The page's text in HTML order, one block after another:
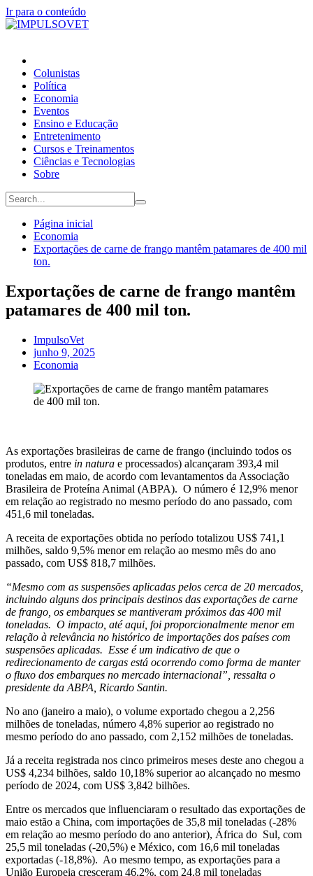
Ir para o conteúdo
Colunistas
Política
Economia
Eventos
Ensino e Educação
Entretenimento
Cursos e Treinamentos
Ciências e Tecnologias
Sobre
Página inicial
Economia
Exportações de carne de frango mantêm patamares de 400 mil
ton.
Exportações de carne de frango mantêm
patamares de 400 mil ton.
ImpulsoVet
junho 9, 2025
Economia
As exportações brasileiras de carne de frango (incluindo todos os
produtos, entre in natura e processados) alcançaram 393,4 mil
toneladas em maio, de acordo com levantamentos da Associação
Brasileira de Proteína Animal (ABPA). O número é 12,9% menor
em relação ao registrado no mesmo período do ano passado, com
451,6 mil toneladas.
A receita de exportações obtida no período totalizou US$ 741,1
milhões, saldo 9,5% menor em relação ao mesmo mês do ano
passado, com US$ 818,7 milhões.
“Mesmo com as suspensões aplicadas pelos cerca de 20 mercados,
incluindo alguns dos principais destinos das exportações de carne
de frango, os embarques se mantiveram próximos das 400 mil
toneladas. O impacto, até aqui, foi proporcionalmente menor em
relação à relevância no histórico de importações dos países com
suspensões aplicadas. Esse é um indicativo de que o
redirecionamento de cargas está ocorrendo como forma de manter
o fluxo dos embarques no mercado internacional”, ressalta o
presidente da ABPA, Ricardo Santin.
No ano (janeiro a maio), o volume exportado chegou a 2,256
milhões de toneladas, número 4,8% superior ao registrado no
mesmo período do ano passado, com 2,152 milhões de toneladas.
Já a receita registrada nos cinco primeiros meses deste ano chegou a
US$ 4,234 bilhões, saldo 10,18% superior ao alcançado no mesmo
período de 2024, com US$ 3,842 bilhões.
Entre os mercados que influenciaram o resultado das exportações de
maio estão a China, com importações de 35,8 mil toneladas (-28%
em relação ao mesmo período do ano anterior), África do Sul, com
25,5 mil toneladas (-20,5%) e México, com 16,6 mil toneladas
exportadas (-18,8%). Ao mesmo tempo, as exportações para a
União Europeia cresceram 46,2%, com 24,8 mil toneladas